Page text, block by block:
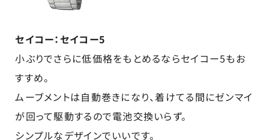
セイコー：セイコー5
小ぶりでさらに低価格をもとめるならセイコー5もお
すすめ。
ムーブメントは自動巻きになり、着けてる間にゼンマイ
が回って駆動するので電池交換いらず。
シンプルなデザインでいいです。